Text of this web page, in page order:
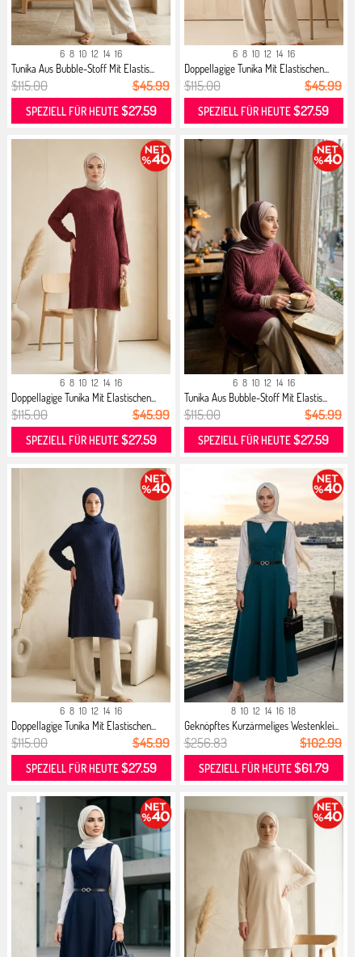
6 8 10 12 14 16
Tunika Aus Bubble-Stoff Mit Elastis...
$115.00 $45.99
SPEZIELL FÜR HEUTE$27.59
6 8 10 12 14 16
Doppellagige Tunika Mit Elastischen...
$115.00 $45.99
SPEZIELL FÜR HEUTE$27.59
6 8 10 12 14 16
Doppellagige Tunika Mit Elastischen...
$115.00 $45.99
SPEZIELL FÜR HEUTE$27.59
6 8 10 12 14 16
Tunika Aus Bubble-Stoff Mit Elastis...
$115.00 $45.99
SPEZIELL FÜR HEUTE$27.59
6 8 10 12 14 16
Doppellagige Tunika Mit Elastischen...
$115.00 $45.99
SPEZIELL FÜR HEUTE$27.59
8 10 12 14 16 18
Geknöpftes Kurzärmeliges Westenklei...
$256.83 $102.99
SPEZIELL FÜR HEUTE$61.79